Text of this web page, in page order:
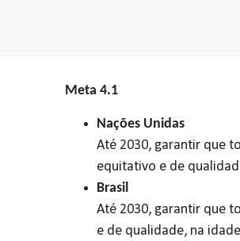
Meta 4.1
Nações Unidas
Até 2030, garantir que
equitativo e de
Brasil
Até 2030, garantir que
e de qualidade, na